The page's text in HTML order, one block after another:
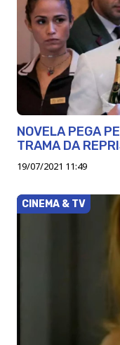
NOVELA PEGA
TRAMA DA
19/07/2021 11:49
CINEMA & TV